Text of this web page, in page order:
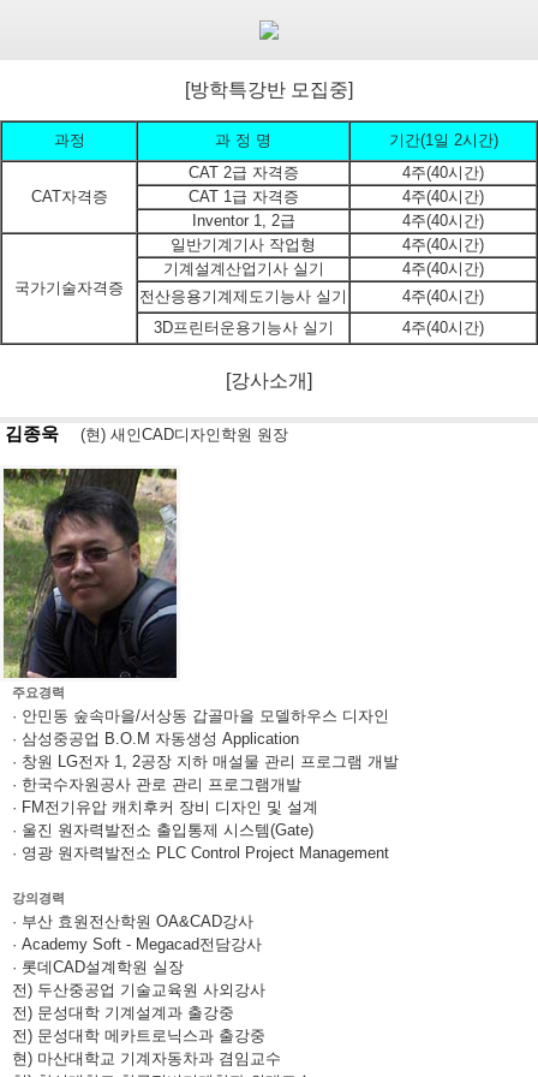
[방학특강반 모집중]
과정 과 정 명 기간(1일 2시간)
CAT자격증
CAT 2급 자격증
4주(40시간)
CAT 1급 자격증
4주(40시간)
Inventor 1, 2급
4주(40시간)
국가기술자격증
일반기계기사 작업형
4주(40시간)
기계설계산업기사 실기
4주(40시간)
전산응용기계제도기능사 실기
4주(40시간)
3D프린터운용기능사 실기
4주(40시간)
[강사소개]
김종욱 (현) 새인CAD디자인학원 원장
주요경력
· 안민동 숲속마을/서상동 갑골마을 모델하우스 디자인
· 삼성중공업 B.O.M 자동생성 Application
· 창원 LG전자 1, 2공장 지하 매설물 관리 프로그램 개발
· 한국수자원공사 관로 관리 프로그램개발
· FM전기유압 캐치후커 장비 디자인 및 설계
· 울진 원자력발전소 출입통제 시스템(Gate)
· 영광 원자력발전소 PLC Control Project Management
강의경력
· 부산 효원전산학원 OA&CAD강사
· Academy Soft - Megacad전담강사
· 롯데CAD설계학원 실장
전) 두산중공업 기술교육원 사외강사
전) 문성대학 기계설계과 출강중
전) 문성대학 메카트로닉스과 출강중
현) 마산대학교 기계자동차과 겸임교수